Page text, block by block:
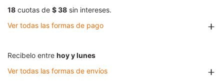
18 cuotas de $ 38 sin intereses.
Ver todas las formas de pago
Recibelo entre hoy y lunes
Ver todas las formas de envíos